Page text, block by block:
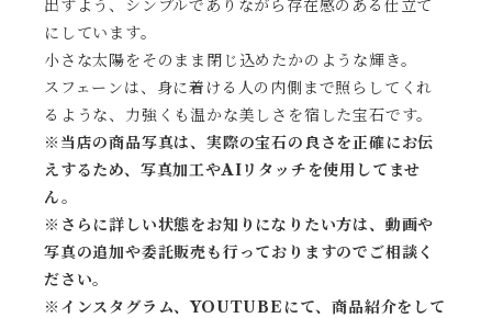
出すよう、シンプルでありながら存在感のある仕立て
にしています。
小さな太陽をそのまま閉じ込めたかのような輝き。
スフェーンは、身に着ける人の内側まで照らしてくれ
るような、力強くも温かな美しさを宿した宝石です。
※当店の商品写真は、実際の宝石の良さを正確にお伝
えするため、写真加工やAIリタッチを使用してませ
ん。
※ さらに詳しい状態をお知りになりたい方は、動画や
写真の追加や委託販売も行っておりますのでご相談く
ださい。
※ インスタグラム、YOUTUBEにて、商品紹介をして